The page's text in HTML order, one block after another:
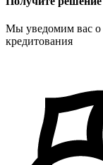
Мы уведомим вас о
кредитования